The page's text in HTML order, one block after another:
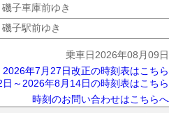
磯子車庫前ゆき
磯子駅前ゆき
乗車日2026年08月09日
2026年7月27日改正の時刻表はこちら
～2026年8月14日の時刻表はこちら
時刻のお問い合わせはこちらへ